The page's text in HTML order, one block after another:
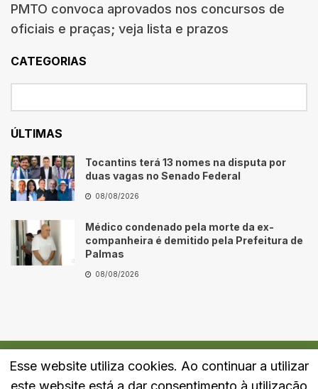
PMTO convoca aprovados nos concursos de
oficiais e praças; veja lista e prazos
CATEGORIAS
ÚLTIMAS
Tocantins terá 13 nomes na disputa por
duas vagas no Senado Federal
08/08/2026
Médico condenado pela morte da ex-
companheira é demitido pela Prefeitura de
Palmas
08/08/2026
Quem Somos Fale Conosco Política de Privacidade
Esse website utiliza cookies. Ao continuar a utilizar
este website está a dar consentimento à utilização